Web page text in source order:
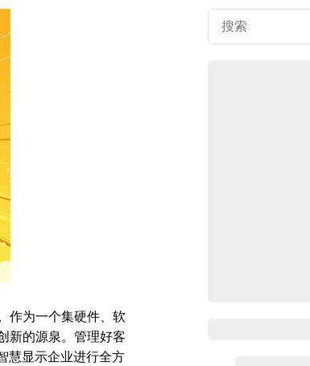
作为一个集硬件、软
新的源泉。管理好客
慧显示企业进行全方